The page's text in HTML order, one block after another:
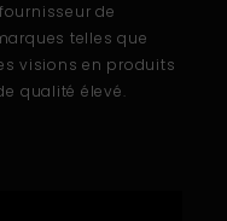
fournisseur de
telles que
visions en produits
qualité élevé.